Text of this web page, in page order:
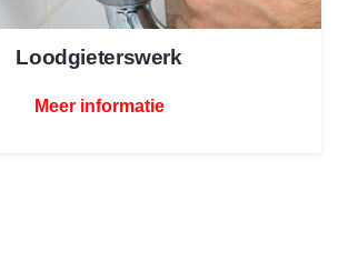
Loodgieterswerk
Meer informatie